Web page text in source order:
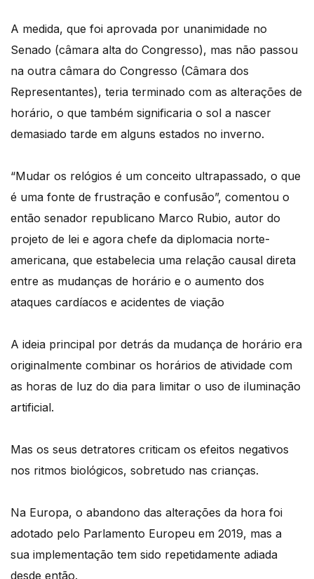
A medida, que foi aprovada por unanimidade no
Senado (câmara alta do Congresso), mas não passou
na outra câmara do Congresso (Câmara dos
Representantes), teria terminado com as alterações de
horário, o que também significaria o sol a nascer
demasiado tarde em alguns estados no inverno.
“Mudar os relógios é um conceito ultrapassado, o que
é uma fonte de frustração e confusão”, comentou o
então senador republicano Marco Rubio, autor do
projeto de lei e agora chefe da diplomacia norte-
americana, que estabelecia uma relação causal direta
entre as mudanças de horário e o aumento dos
ataques cardíacos e acidentes de viação
A ideia principal por detrás da mudança de horário era
originalmente combinar os horários de atividade com
as horas de luz do dia para limitar o uso de iluminação
artificial.
Mas os seus detratores criticam os efeitos negativos
nos ritmos biológicos, sobretudo nas crianças.
Na Europa, o abandono das alterações da hora foi
adotado pelo Parlamento Europeu em 2019, mas a
sua implementação tem sido repetidamente adiada
desde então.